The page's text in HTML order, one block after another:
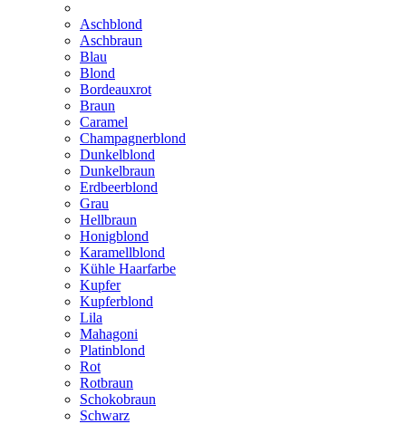
Aschblond
Aschbraun
Blau
Blond
Bordeauxrot
Braun
Caramel
Champagnerblond
Dunkelblond
Dunkelbraun
Erdbeerblond
Grau
Hellbraun
Honigblond
Karamellblond
Kühle Haarfarbe
Kupfer
Kupferblond
Lila
Mahagoni
Platinblond
Rot
Rotbraun
Schokobraun
Schwarz